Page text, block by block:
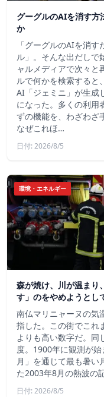
グーグルのAIを消す方
か
「グーグルのAIを消
ル」。そんな出だしで
ャルメディアで次々と
ルで何かを検索すると
AI「ジェミニ」が生成
になった。多くの利用
ずの機能を、わざわざ
なぜこれほ…
日付: 2026/8/5
環境・エネルギー
森が焼け、川が温まり
す」のをやめようとし
南仏マリニャーヌの気
指した。この街でこれ
よりも高い数字だ。同
度。1900年に観測が
月」を通じて最も暑い
た2003年8月の熱波の
日付: 2026/8/5